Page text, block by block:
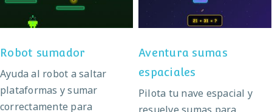
Robot sumador
Ayuda al robot a saltar
plataformas y sumar
correctamente para
Aventura sumas
espaciales
Pilota tu nave espacial y